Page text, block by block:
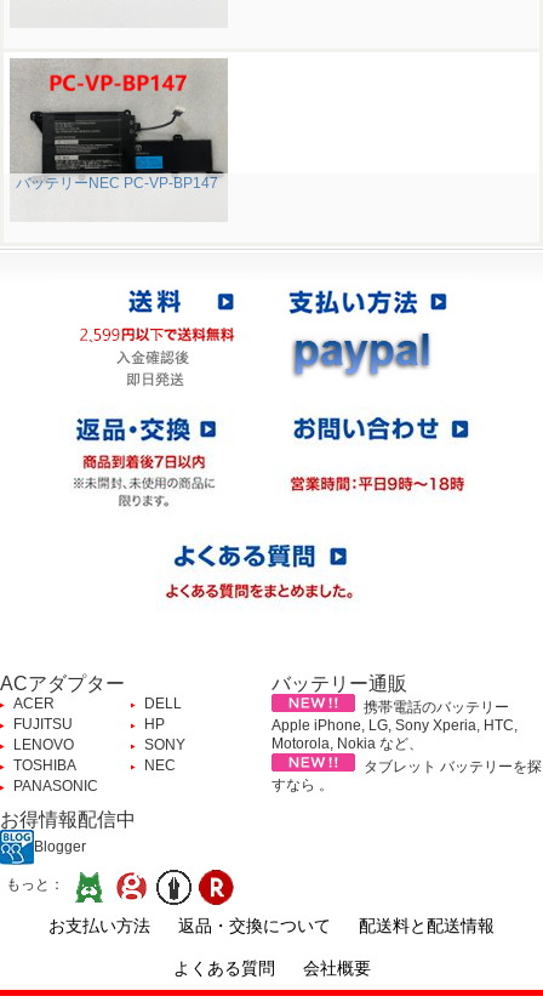
バッテリーNEC PC-VP-BP147
ACアダプター
ACER
DELL
FUJITSU
HP
LENOVO
SONY
TOSHIBA
NEC
PANASONIC
バッテリー通販
携帯電話のバッテリー
Apple iPhone, LG, Sony Xperia, HTC,
Motorola, Nokia など、
タブレット バッテリーを探
すなら 。
お得情報配信中
Blogger
もっと：
お支払い方法 返品・交換について 配送料と配送情報
よくある質問 会社概要